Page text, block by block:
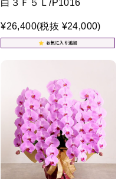
白３Ｆ５Ｌ/P1016
¥26,400(税抜 ¥24,000)